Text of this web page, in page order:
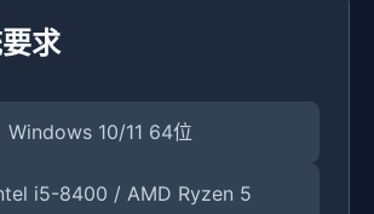
求
Windows 10/11 64位
i5-8400 / AMD Ryzen 5